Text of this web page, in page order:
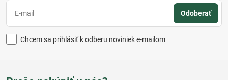
Odoberať
Chcem sa prihlásiť k odberu noviniek e-mailom